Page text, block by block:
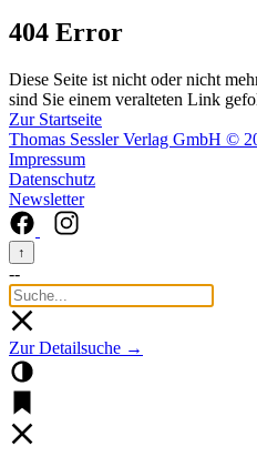
404 Error
Diese Seite ist nicht oder nicht
sind Sie einem veralteten Link
Zur Startseite
Thomas Sessler Verlag GmbH ©
Impressum
Datenschutz
Newsletter
↑
--
Zur Detailsuche →